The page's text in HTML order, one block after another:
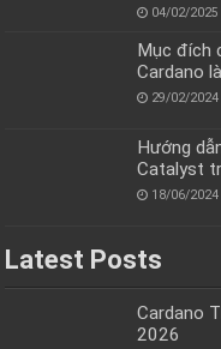
04/02/2025
Mục đích
Cardano
29/02/2024
Hướng
Catalyst
18/06/2024
Latest Posts
Cardano
2026